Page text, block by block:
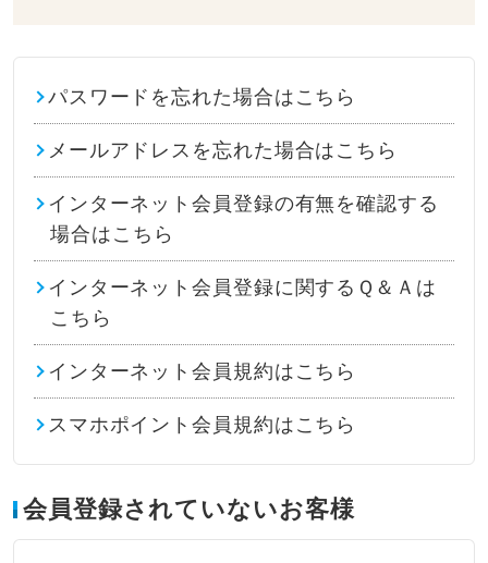
パスワードを忘れた場合はこちら
メールアドレスを忘れた場合はこちら
インターネット会員登録の有無を確認する
場合はこちら
インターネット会員登録に関するＱ＆Ａは
こちら
インターネット会員規約はこちら
スマホポイント会員規約はこちら
会員登録されていないお客様